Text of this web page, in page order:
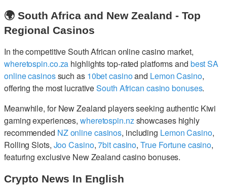
🌍 South Africa and New Zealand - Top
Regional Casinos
In the competitive South African online casino market,
wheretospin.co.za highlights top-rated platforms and best SA
online casinossuch as 10bet casinoand Lemon Casino,
offering the most lucrativeSouth African casino bonuses.
Meanwhile, for New Zealand players seeking authentic Kiwi
gaming experiences, wheretospin.nzshowcases highly
recommended NZ online casinos, including Lemon Casino,
Rolling Slots, Joo Casino,7bit casino,True Fortune casino,
featuring exclusive New Zealand casino bonuses.
Crypto News In English